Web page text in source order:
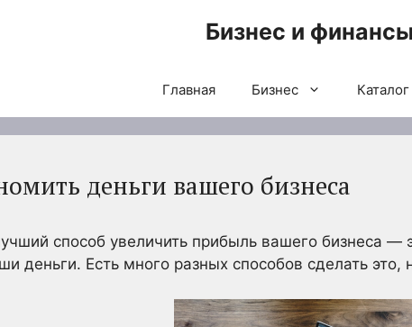
Бизнес и финансы
Главная Бизнес
деньги вашего бизнеса
способ увеличить прибыль вашего бизнеса —
деньги. Есть много разных способов сделать